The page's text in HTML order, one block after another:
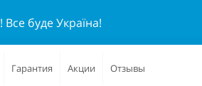
Все буде Україна!
Гарантия Акции Отзывы